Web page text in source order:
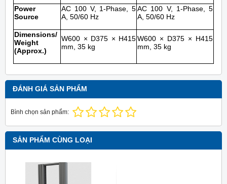
Power
Source
AC 100 V, 1-Phase, 5
A, 50/60 Hz
AC 100 V, 1-Phase, 5
A, 50/60 Hz
Dimensions/
Weight
(Approx.)
W600 × D375 × H415
mm, 35 kg
W600 × D375 × H415
mm, 35 kg
ĐÁNH GIÁ SẢN PHẨM
Bình chọn sản phẩm:
SẢN PHẨM CÙNG LOẠI